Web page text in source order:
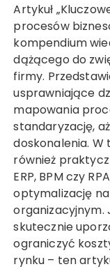
Artykuł „Kluczowe strategie optymalizacji
procesów
kompendium
dążącego do
firmy.
usprawniające
mapowania
standaryzację,
doskonalenia. W
również
ERP, BPM czy
optymalizację
organizacyjnym.
skutecznie
ograniczyć
rynku – ten